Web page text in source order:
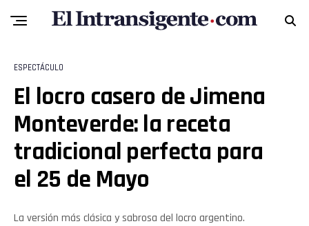
ESPECTÁCULO
El locro casero de Jimena
Monteverde: la receta
tradicional perfecta para
el 25 de Mayo
La versión más clásica y sabrosa del locro argentino.